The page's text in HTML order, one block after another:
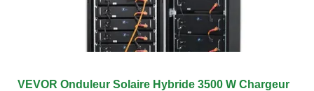
VEVOR Onduleur Solaire Hybride 3500 W Chargeur